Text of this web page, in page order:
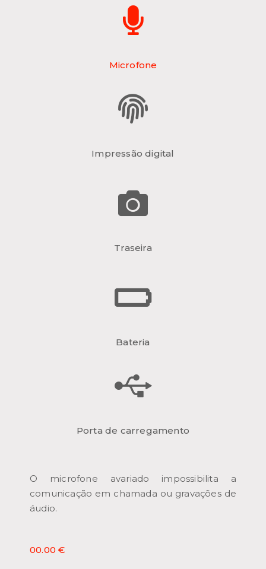
Microfone
Impressão digital
Traseira
Bateria
Porta de carregamento
O microfone avariado impossibilita a
comunicação em chamada ou gravações de
áudio.
00.00 €